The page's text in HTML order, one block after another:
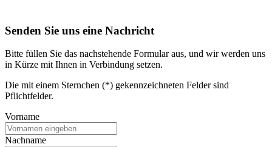
Senden Sie uns eine Nachricht
Bitte füllen Sie das nachstehende Formular aus, und wir werden uns
in Kürze mit Ihnen in Verbindung setzen.
Die mit einem Sternchen (*) gekennzeichneten Felder sind
Pflichtfelder.
Vorname
Nachname